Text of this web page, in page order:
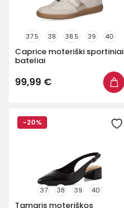
37.5 38 38.5 39
40
...
Caprice moteriški sportiniai
bateliai
99,99 €
-20%
37 38 39 40
Tamaris moteriškos